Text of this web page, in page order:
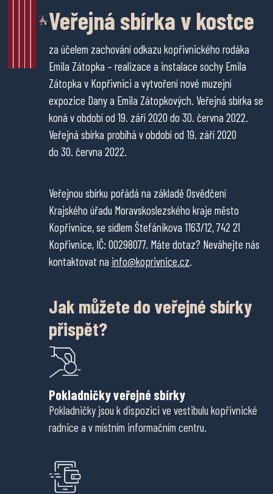
Veřejná sbírka v kostce
za účelem zachování odkazu kopřivnického rodáka
Emila Zátopka – realizace a instalace sochy Emila
Zátopka v Kopřivnici a vytvoření nové muzejní
expozice Dany a Emila Zátopkových. Veřejná sbírka se
koná v období od 19. září 2020 do 30. června 2022.
Veřejná sbírka probíhá v období od 19. září 2020
do 30. června 2022.
Veřejnou sbírku pořádá na základě Osvědčení
Krajského úřadu Moravskoslezského kraje město
Kopřivnice, se sídlem Štefánikova 1163/12, 742 21
Kopřivnice, IČ: 00298077. Máte dotaz? Neváhejte nás
kontaktovat na info@koprivnice.cz.
Jak můžete do veřejné sbírky
přispět?
Pokladničky veřejné sbírky
Pokladničky jsou k dispozici ve vestibulu kopřivnické
radnice a v místním informačním centru.